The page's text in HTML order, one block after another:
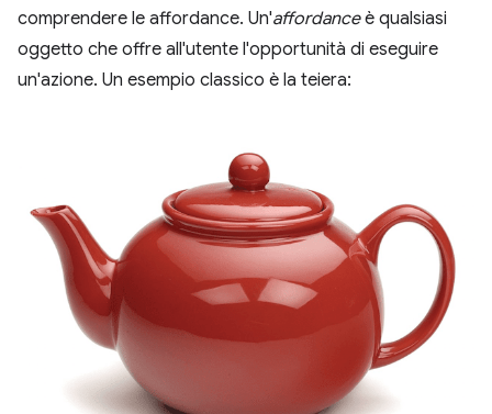
comprendere le affordance. Un'affordanceè qualsiasi
oggetto che offre all'utente l'opportunità di eseguire
un'azione. Un esempio classico è la teiera: